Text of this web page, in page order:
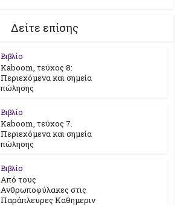
Δείτε επίσης
Βιβλίο
Kaboom, τεύχος 8:
Περιεχόμενα και σημεία
πώλησης
Βιβλίο
Kaboom, τεύχος 7.
Περιεχόμενα και σημεία
πώλησης
Βιβλίο
Από τους
Ανθρωποφύλακες στις
Παράπλευρες Καθημεριν